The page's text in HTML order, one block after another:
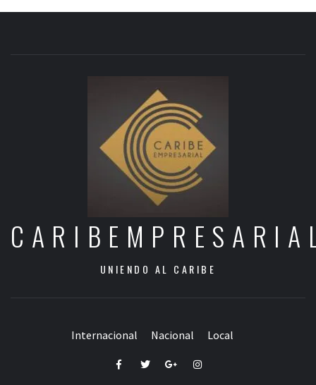
UNIENDO AL CARIBE
Internacional Nacional Local
FacebookTwitterGoogle+Instagram